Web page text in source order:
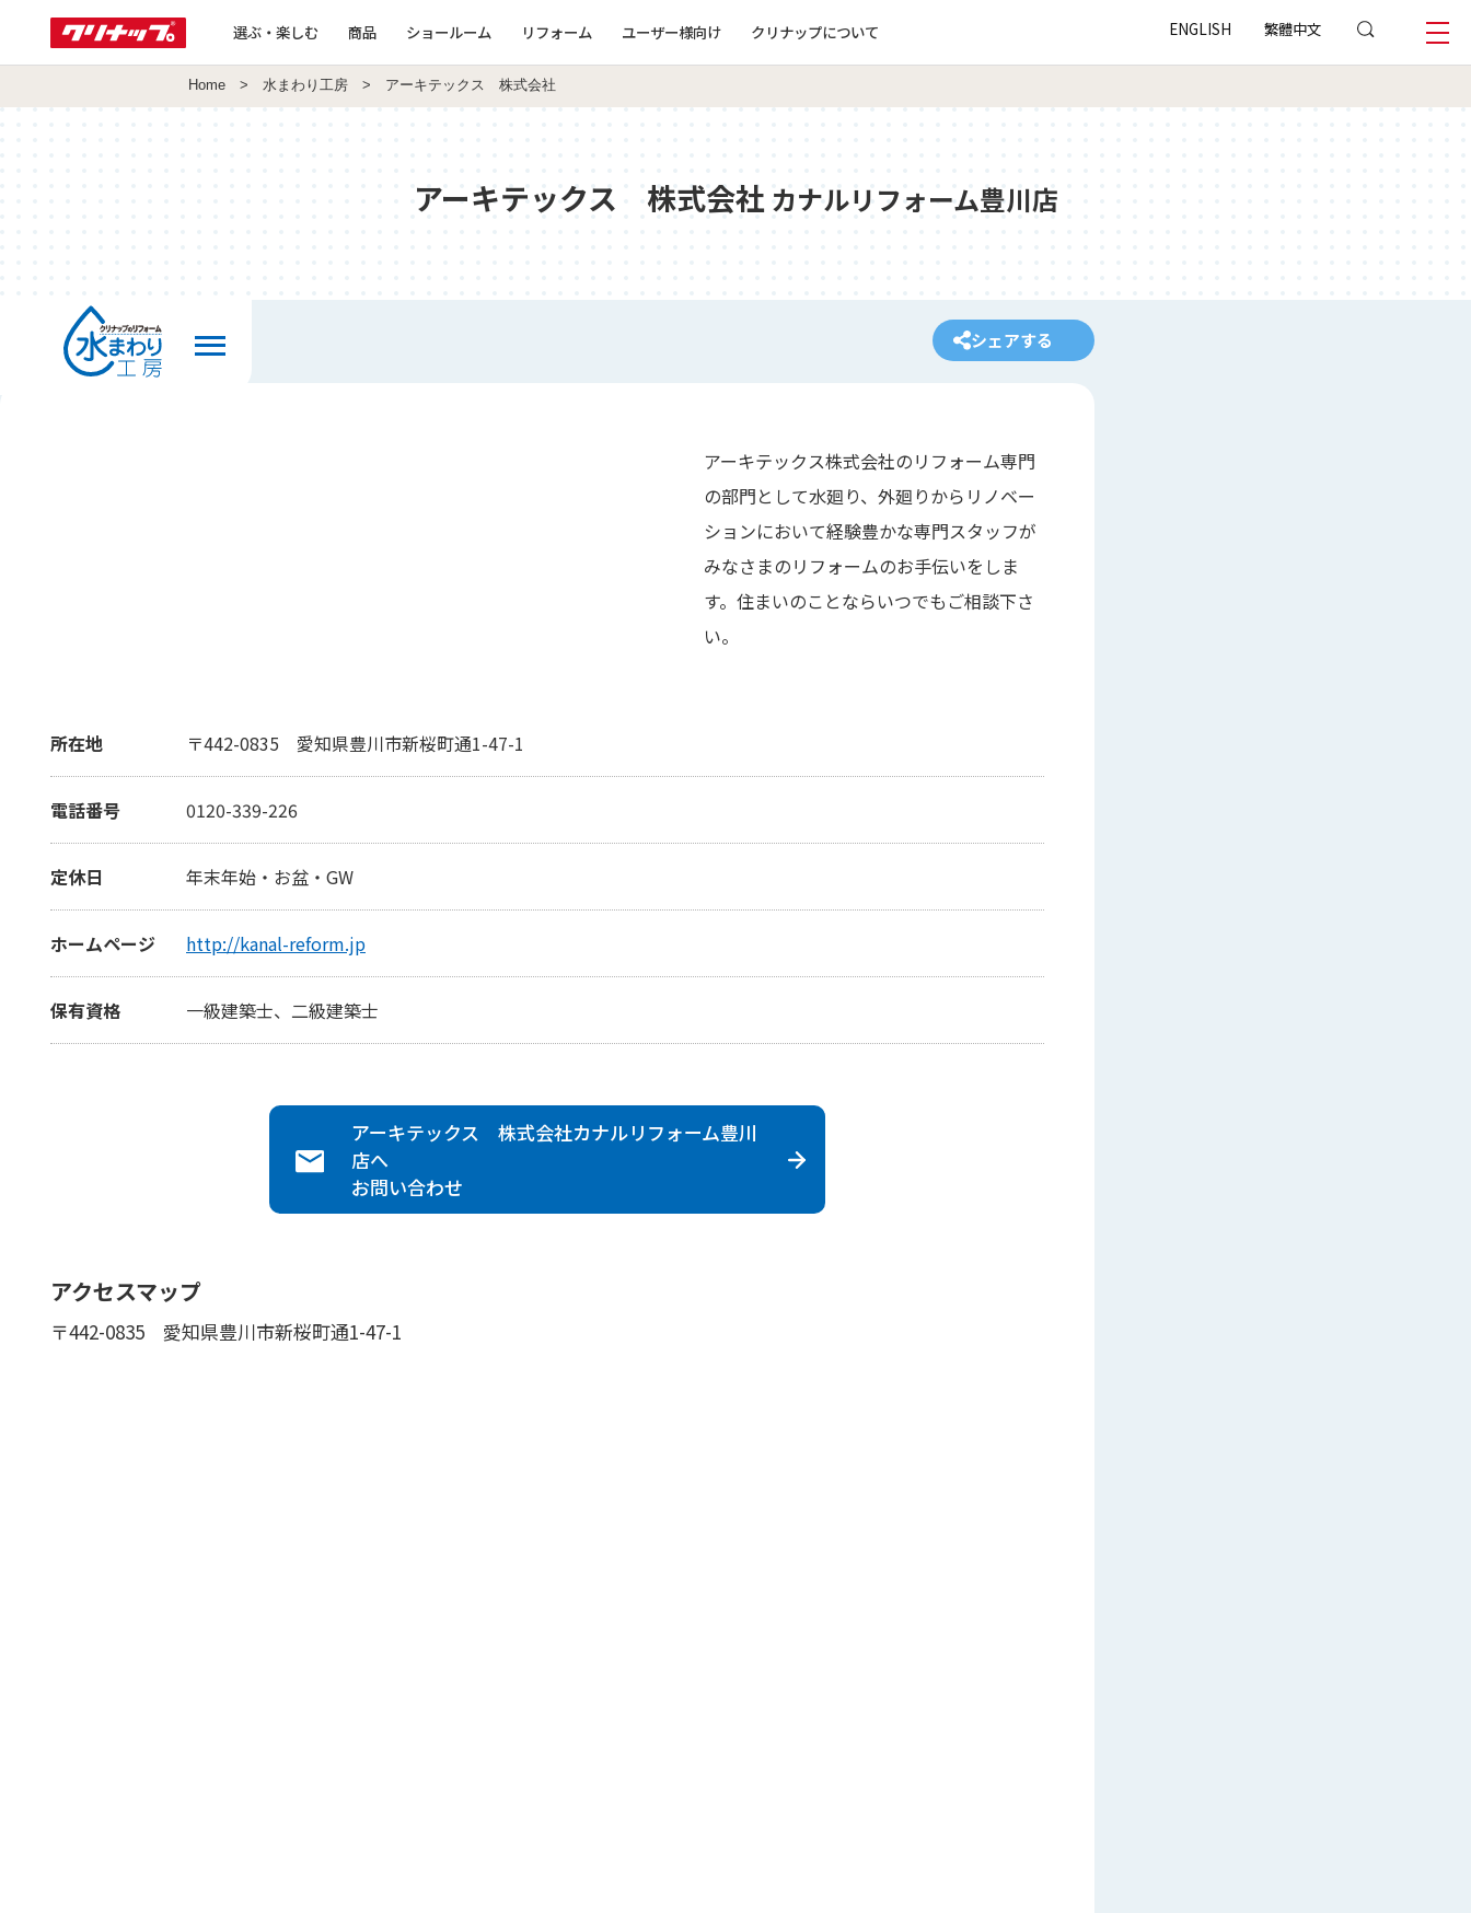
選ぶ・楽しむ 商品 ショールーム リフォーム ユーザー様向け クリナップについて ENGLISH 繁體中文
Home > 水まわり工房 > アーキテックス 株式会社
アーキテックス 株式会社 カナルリフォーム豊川店
シェアする
アーキテックス株式会社のリフォーム専門
の部門として水廻り、外廻りからリノベー
ションにおいて経験豊かな専門スタッフが
みなさまのリフォームのお手伝いをしま
す。住まいのことならいつでもご相談下さ
い。
所在地 〒442-0835 愛知県豊川市新桜町通1-47-1
電話番号 0120-339-226
定休日 年末年始・お盆・GW
ホームページ http://kanal-reform.jp
保有資格 一級建築士、二級建築士
アーキテックス 株式会社カナルリフォーム豊川
店へ
お問い合わせ
アクセスマップ
〒442-0835 愛知県豊川市新桜町通1-47-1